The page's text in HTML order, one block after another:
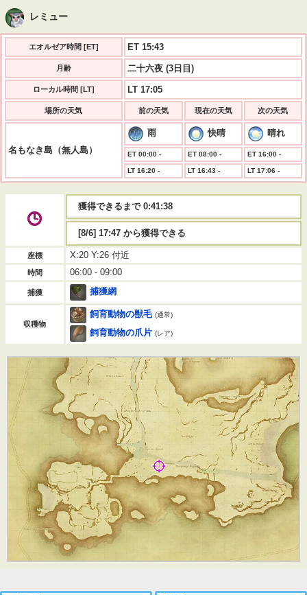
レミュー
エオルゼア時間 [ET] ET 15:43
月齢 二十六夜 (3日目)
ローカル時間 [LT] LT 17:05
場所の天気 前の天気 現在の天気 次の天気
名もなき島（無人島）
雨 快晴 晴れ
ET 00:00 - ET 08:00 - ET 16:00 -
LT 16:20 - LT 16:43 - LT 17:06 -
獲得できるまで 0:41:37
[8/6] 17:47 から獲得できる
座標 X:20 Y:26 付近
時間 06:00 - 09:00
捕獲 捕獲網
収穫物
飼育動物の獣毛 (通常)
飼育動物の爪片 (レア)